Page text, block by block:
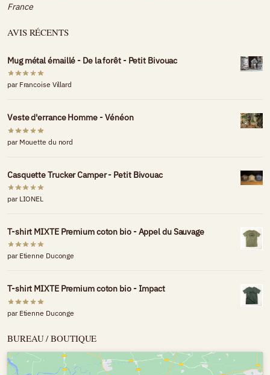
France
AVIS RÉCENTS
Mug métal émaillé - De la forêt - Petit Bivouac
par Francoise Villard
Veste d'errance Homme - Vénéon
par Mouette du nord
Casquette Trucker Camper - Petit Bivouac
par LIONEL
T-shirt MIXTE Premium coton bio - Appel du Sauvage
par Etienne Duconge
T-shirt MIXTE Premium coton bio - Impact
par Etienne Duconge
BUREAU / BOUTIQUE